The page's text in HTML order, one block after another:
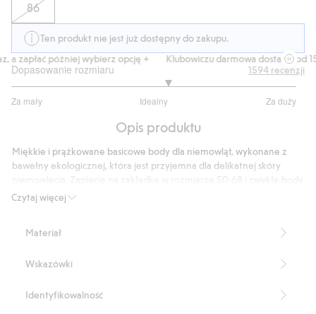
86
Ten produkt nie jest już dostępny do zakupu.
zapłać później wybierz opcję +
Klubowiczu darmowa dostawa od 150
Dopasowanie rozmiaru
Za mały Idealny Za duży
na
1092
głosów
1594 recenzji
Opis produktu
Czytaj więcej
Miękkie i prążkowane basicowe body dla niemowląt, wykonane z
bawełny ekologicznej, która jest przyjemna dla delikatnej skóry
z okrągłym dekoltem w rozmiarze 74-86. Body zostało
rzędy zatrzasków w kroku umożliwiają regulację długości. Dzięki
tracąc na wygodzie i dopasowaniu. Wygodne i praktyczne body dla
pierwszej garderoby.
Materiał
Wskazówki
Identyfikowalność